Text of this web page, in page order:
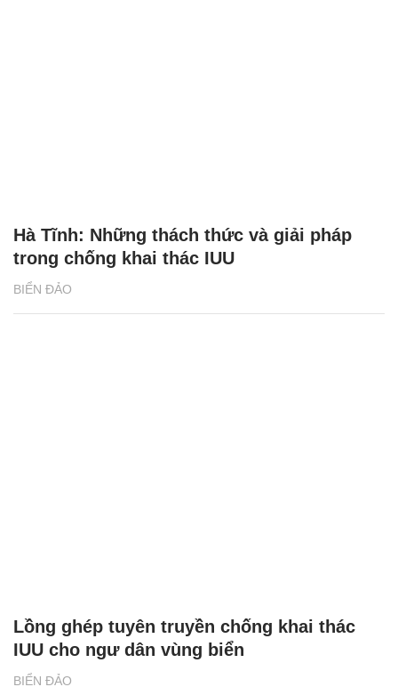
BIỂN ĐẢO
Hà Tĩnh: Những thách thức và giải pháp
trong chống khai thác IUU
BIỂN ĐẢO
Lồng ghép tuyên truyền chống khai thác
IUU cho ngư dân vùng biển